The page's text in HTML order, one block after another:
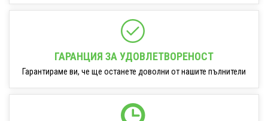
ГАРАНЦИЯ ЗА УДОВЛЕТВОРЕНОСТ
Гарантираме ви, че ще останете доволни от нашите пълнители